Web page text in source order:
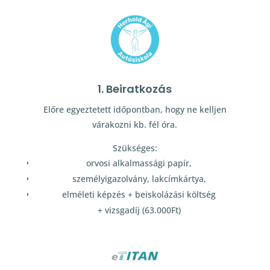
1. Beiratkozás
Előre egyeztetett időpontban, hogy ne kelljen
várakozni kb. fél óra.
Szükséges:
orvosi alkalmassági papír,
személyigazolvány, lakcímkártya,
elméleti képzés + beiskolázási költség
+ vizsgadíj (63.000Ft)